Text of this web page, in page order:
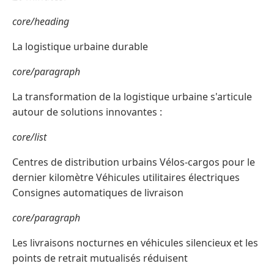
core/heading
La logistique urbaine durable
core/paragraph
La transformation de la logistique urbaine s'articule
autour de solutions innovantes :
core/list
Centres de distribution urbains Vélos-cargos pour le
dernier kilomètre Véhicules utilitaires électriques
Consignes automatiques de livraison
core/paragraph
Les livraisons nocturnes en véhicules silencieux et les
points de retrait mutualisés réduisent